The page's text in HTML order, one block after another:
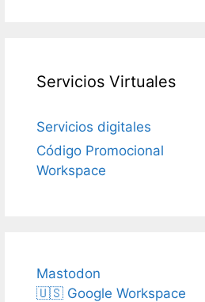
Servicios Virtuales
Servicios digitales
Código Promocional
Workspace
Mastodon
🇺🇸 Google Workspace